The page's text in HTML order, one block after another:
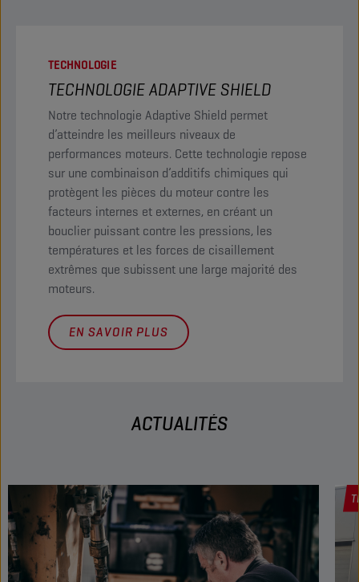
TECHNOLOGIE
TECHNOLOGIE ADAPTIVE SHIELD
Notre technologie Adaptive Shield permet
d’atteindre les meilleurs niveaux de
performances moteurs. Cette technologie repose
sur une combinaison d’additifs chimiques qui
protègent les pièces du moteur contre les
facteurs internes et externes, en créant un
bouclier puissant contre les pressions, les
températures et les forces de cisaillement
extrêmes que subissent une large majorité des
moteurs.
EN SAVOIR PLUS
ACTUALITÉS